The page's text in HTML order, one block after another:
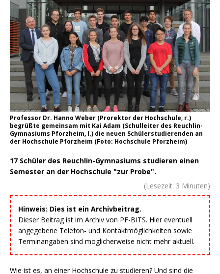
Professor Dr. Hanno Weber (Prorektor der Hochschule, r.)
begrüßte gemeinsam mit Kai Adam (Schulleiter des Reuchlin-
Gymnasiums Pforzheim, l.) die neuen Schülerstudierenden an
der Hochschule Pforzheim (Foto: Hochschule Pforzheim)
17 Schüler des Reuchlin-Gymnasiums studieren einen
Semester an der Hochschule "zur Probe".
(Lesezeit: 3 Minuten)
Hinweis: Dies ist ein Archivbeitrag.
Dieser Beitrag ist im Archiv von PF-BITS. Hier eventuell
angegebene Telefon- und Kontaktmöglichkeiten sowie
Terminangaben sind möglicherweise nicht mehr aktuell.
Wie ist es, an einer Hochschule zu studieren? Und sind die